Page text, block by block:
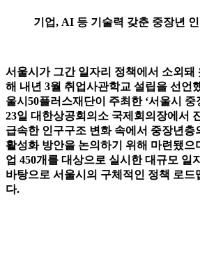
기업, AI 등 기술력 갖춘 중장년
서울시가 그간 일자리 정책에서 소외돼
해 내년 3월 취업사관학교 설립을 선언
울시50플러스재단이 주최한 ‘서울시 중
23일 대한상공회의소 국제회의장에서
급속한 인구구조 변화 속에서 중장년층
활성화 방안을 논의하기 위해 마련됐으
업 450개를 대상으로 실시한 대규모 일
바탕으로 서울시의 구체적인 정책 로드
다.